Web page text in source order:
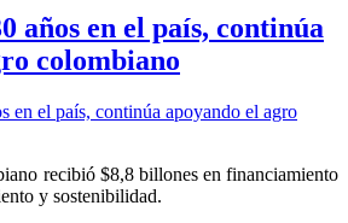
años en el país, continúa
colombiano
recibió $8,8 billones en financiamiento
y sostenibilidad.